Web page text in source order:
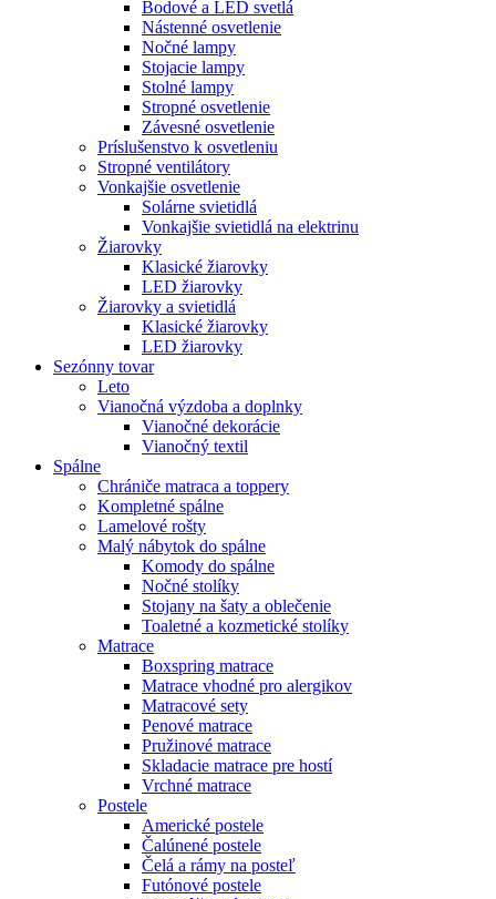
Bodové a LED svetlá
Nástenné osvetlenie
Nočné lampy
Stojacie lampy
Stolné lampy
Stropné osvetlenie
Závesné osvetlenie
Príslušenstvo k osvetleniu
Stropné ventilátory
Vonkajšie osvetlenie
Solárne svietidlá
Vonkajšie svietidlá na elektrinu
Žiarovky
Klasické žiarovky
LED žiarovky
Žiarovky a svietidlá
Klasické žiarovky
LED žiarovky
Sezónny tovar
Leto
Vianočná výzdoba a doplnky
Vianočné dekorácie
Vianočný textil
Spálne
Chrániče matraca a toppery
Kompletné spálne
Lamelové rošty
Malý nábytok do spálne
Komody do spálne
Nočné stolíky
Stojany na šaty a oblečenie
Toaletné a kozmetické stolíky
Matrace
Boxspring matrace
Matrace vhodné pro alergikov
Matracové sety
Penové matrace
Pružinové matrace
Skladacie matrace pre hostí
Vrchné matrace
Postele
Americké postele
Čalúnené postele
Čelá a rámy na posteľ
Futónové postele